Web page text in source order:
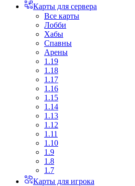
Карты для сервера
Все карты
Лобби
Хабы
Спавны
Арены
1.19
1.18
1.17
1.16
1.15
1.14
1.13
1.12
1.11
1.10
1.9
1.8
1.7
Карты для игрока